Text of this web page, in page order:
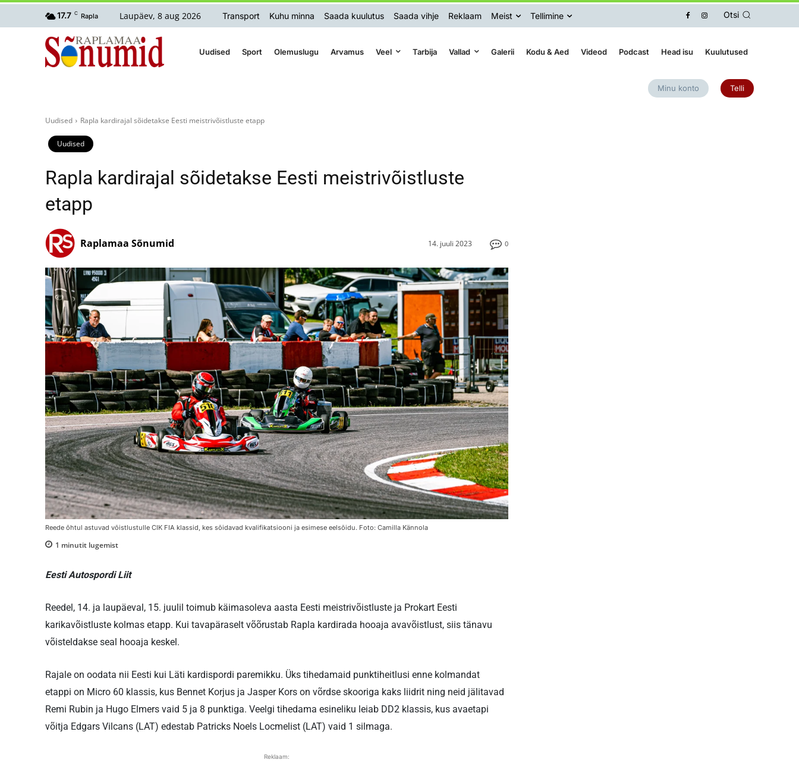
17.7 C Rapla Laupäev, 8 aug 2026 Transport Kuhu minna Saada kuulutus Saada vihje Reklaam Meist Tellimine Otsi
Uudised Sport Olemuslugu Arvamus Veel Tarbija Vallad Galerii Kodu & Aed Videod Podcast Head isu Kuulutused
Minu konto Telli
Uudised Rapla kardirajal sõidetakse Eesti meistrivõistluste etapp
Uudised
Rapla kardirajal sõidetakse Eesti meistrivõistluste
etapp
0
14. juuli 2023
Raplamaa Sõnumid
Reede õhtul astuvad võistlustulle CIK FIA klassid, kes sõidavad kvalifikatsiooni ja esimese eelsõidu. Foto: Camilla Kännola
1 minutit lugemist
Eesti Autospordi Liit
Reedel, 14. ja laupäeval, 15. juulil toimub käimasoleva aasta Eesti meistrivõistluste ja Prokart Eesti
karikavõistluste kolmas etapp. Kui tavapäraselt võõrustab Rapla kardirada hooaja avavõistlust, siis tänavu
võisteldakse seal hooaja keskel.
Rajale on oodata nii Eesti kui Läti kardispordi paremikku. Üks tihedamaid punktiheitlusi enne kolmandat
etappi on Micro 60 klassis, kus Bennet Korjus ja Jasper Kors on võrdse skooriga kaks liidrit ning neid jälitavad
Remi Rubin ja Hugo Elmers vaid 5 ja 8 punktiga. Veelgi tihedama esineliku leiab DD2 klassis, kus avaetapi
võitja Edgars Vilcans (LAT) edestab Patricks Noels Locmelist (LAT) vaid 1 silmaga.
Reklaam: